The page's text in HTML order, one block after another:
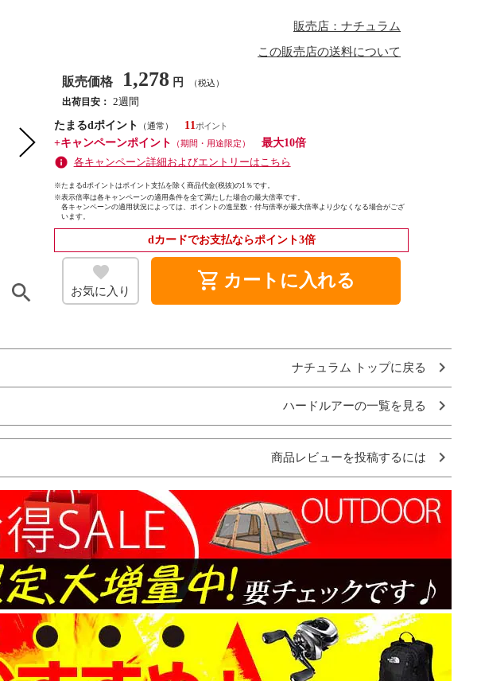
販売店：ナチュラム
この販売店の送料について
販売価格 1,278 円 （税込）
出荷目安： 2週間
たまるdポイント
（通常）
11
+キャンペーンポイント
（期間・用途限定）
最大10倍
各キャンペーン詳細およびエントリーはこちら
※たまるdポイントはポイント支払を除く商品代金(税抜)の1％です。
※表示倍率は各キャンペーンの適用条件を全て満たした場合の最大倍率です。
各キャンペーンの適用状況によっては、ポイントの進呈数・付与倍率が最大倍率より少なくなる場合がござ
います。
dカードでお支払ならポイント3倍
お気に入り shopping_cart カートに入れる
ナチュラム トップに戻る
ハードルアーの一覧を見る
商品レビューを投稿するには